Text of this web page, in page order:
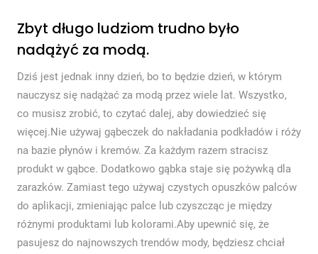
Zbyt długo ludziom trudno było
nadążyć za modą.
Dziś jest jednak inny dzień, bo to będzie dzień, w którym
nauczysz się nadążać za modą przez wiele lat. Wszystko,
co musisz zrobić, to czytać dalej, aby dowiedzieć się
więcej.Nie używaj gąbeczek do nakładania podkładów i róży
na bazie płynów i kremów. Za każdym razem stracisz
produkt w gąbce. Dodatkowo gąbka staje się pożywką dla
zarazków. Zamiast tego używaj czystych opuszków palców
do aplikacji, zmieniając palce lub czyszcząc je między
różnymi produktami lub kolorami.Aby upewnić się, że
pasujesz do najnowszych trendów mody, będziesz chciał